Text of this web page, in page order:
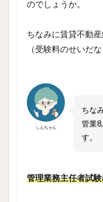
のでしょうか。
ちなみに賃貸不動
（受験料のせいだな
しんちゃん
ちな
管業
す。
管理業務主任者試